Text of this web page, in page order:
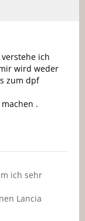
ich
wird weder
zum dpf
.
ich sehr
Lancia